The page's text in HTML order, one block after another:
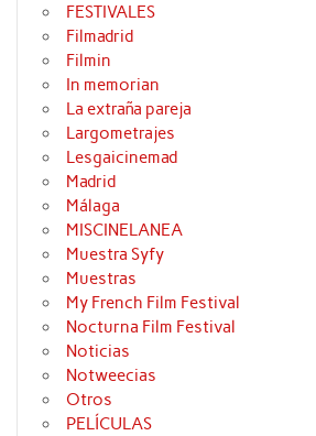
FESTIVALES
Filmadrid
Filmin
In memorian
La extraña pareja
Largometrajes
Lesgaicinemad
Madrid
Málaga
MISCINELANEA
Muestra Syfy
Muestras
My French Film Festival
Nocturna Film Festival
Noticias
Notweecias
Otros
PELÍCULAS